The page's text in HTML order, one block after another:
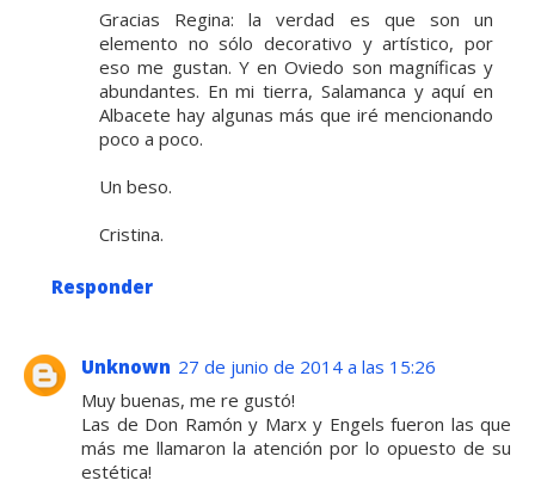
Gracias Regina: la verdad es que son un
elemento no sólo decorativo y artístico, por
eso me gustan. Y en Oviedo son magníficas y
abundantes. En mi tierra, Salamanca y aquí en
Albacete hay algunas más que iré mencionando
poco a poco.
Un beso.
Cristina.
Responder
Unknown 27 de junio de 2014 a las 15:26
Muy buenas, me re gustó!
Las de Don Ramón y Marx y Engels fueron las que
más me llamaron la atención por lo opuesto de su
estética!